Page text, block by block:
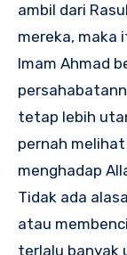
ambil dari
mereka, maka
Imam Ahmad
tetap lebih
pernah
menghadap
Tidak ada
atau
terlalu banyak